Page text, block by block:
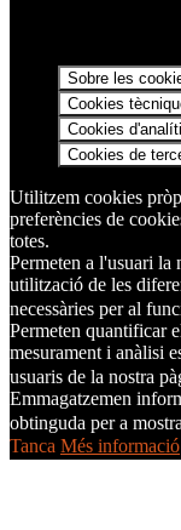
Sobre les
Cookies
Cookies
Cookies de
Utilitzem cookies
preferències de
totes.
Permeten a l'usuari la
utilització de les
necessàries per al
Permeten quantificar
mesurament i anàlisi
usuaris de la nostra
Emmagatzemen
obtinguda per a
Tanca Més informació